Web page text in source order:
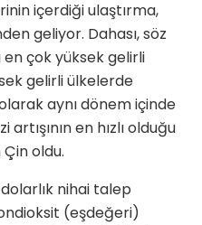
içerdiği ulaştırma,
geliyor. Dahası, söz
çok yüksek gelirli
gelirli ülkelerde
aynı dönem içinde
en hızlı olduğu
oldu.
nihai talep
(eşdeğeri)